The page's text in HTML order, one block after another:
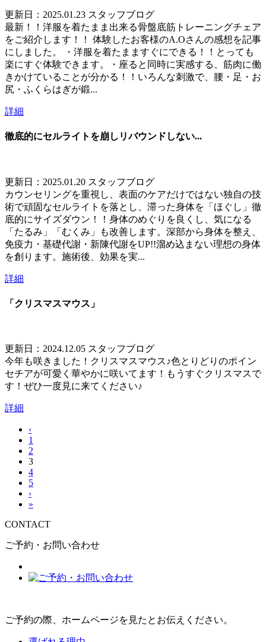
更新日：2025.01.23 スタッフブログ
最新！！洋服を着たまま出来る骨盤底筋トレーニングチェア
をご紹介します！！ 体験したお客様のA.Oさんの感想を記事
にしました。 ・洋服を着たまますぐにできる！！とっても
楽にすぐ体験できます。・座ると同時に実感する、筋肉に働
きかけていることが分かる！！いろんな刺激で、腰・足・お
尻・ふくらはぎが鍛...
詳細
徹底的にセルライトを崩しリバウンドしない...
更新日：2025.01.20 スタッフブログ
カウンセリングを重視し、表面のケアだけではない独自の技
術で頑固なセルライトを落とし、滞った身体を「ほぐし」徹
底的にサイズダウン！！身体のめぐりを良くし、気になる
「たるみ」「むくみ」も改善します。深部から身体を整え、
免疫力・基礎代謝・新陳代謝をUP!!溜め込まない理想の身体
を創ります。施術後、効果を実...
詳細
「クリスマスマウス」
更新日：2024.12.05 スタッフブログ
今年も咲きました！クリスマスマウス♪色とりどりのポイン
セチアが可愛く華やかに咲いてます！もうすぐクリスマスで
す！ぜひ一度見に来てください♪
詳細
‹
1
2
3
4
5
›
»
CONTACT
ご予約・お問い合わせ
ご予約の際、ホームページを見たとお伝えください。